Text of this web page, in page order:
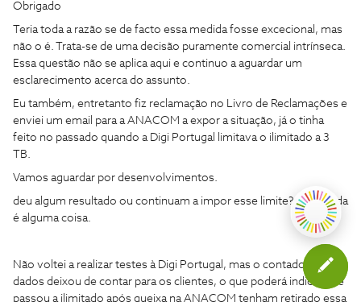
Obrigado
Teria toda a razão se de facto essa medida fosse excecional, mas
não o é. Trata-se de uma decisão puramente comercial intrínseca.
Essa questão não se aplica aqui e continuo a aguardar um
esclarecimento acerca do assunto.
Eu também, entretanto fiz reclamação no Livro de Reclamações e
enviei um email para a ANACOM a expor a situação, já o tinha
feito no passado quando a Digi Portugal limitava o ilimitado a 3
TB.
Vamos aguardar por desenvolvimentos.
deu algum resultado ou continuam a impor esse limite? 3 TB ainda
é alguma coisa.
Não voltei a realizar testes à Digi Portugal, mas o contador dos
dados deixou de contar para os clientes, o que poderá indicar que
passou a ilimitado após queixa na ANACOM tenham retirado essa